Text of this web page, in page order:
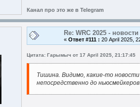
Канал про это же в Telegram
Re: WRC 2025 -
« Ответ #111 : 20 April 2025,
Цитата: Гарымыч от 17 April 2025, 21:17:45
Тишина. Видимо, какие-то
непосредственно до